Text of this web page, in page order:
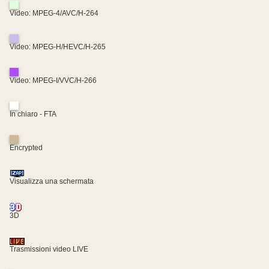
Video: MPEG-4/AVC/H-264
Video: MPEG-H/HEVC/H-265
Video: MPEG-I/VVC/H-266
In chiaro - FTA
Encrypted
Visualizza una schermata
3D
Trasmissioni video LIVE